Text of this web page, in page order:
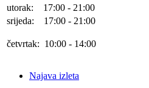
utorak: 17:00 - 21:00
srijeda: 17:00 - 21:00
četvrtak: 10:00 - 14:00
Najava izleta